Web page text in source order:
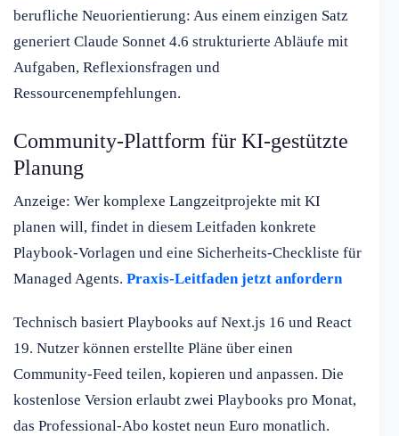
berufliche Neuorientierung: Aus einem einzigen Satz
generiert Claude Sonnet 4.6 strukturierte Abläufe mit
Aufgaben, Reflexionsfragen und
Ressourcenempfehlungen.
Community-Plattform für KI-gestützte
Planung
Anzeige: Wer komplexe Langzeitprojekte mit KI
planen will, findet in diesem Leitfaden konkrete
Playbook-Vorlagen und eine Sicherheits-Checkliste für
Managed Agents. Praxis-Leitfaden jetzt anfordern
Technisch basiert Playbooks auf Next.js 16 und React
19. Nutzer können erstellte Pläne über einen
Community-Feed teilen, kopieren und anpassen. Die
kostenlose Version erlaubt zwei Playbooks pro Monat,
das Professional-Abo kostet neun Euro monatlich.